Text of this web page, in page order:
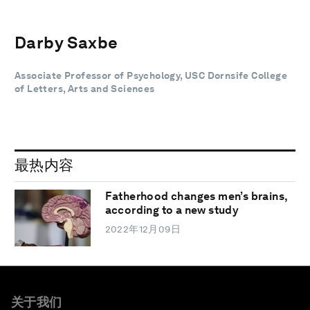
Darby Saxbe
Associate Professor of Psychology, USC Dornsife College
of Letters, Arts and Sciences
最热内容
Fatherhood changes men’s brains,
according to a new study
2022年12月09日
关于我们